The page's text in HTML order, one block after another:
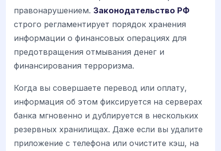
правонарушением. Законодательство РФ
строго регламентирует порядок хранения
информации о финансовых операциях для
предотвращения отмывания денег и
финансирования терроризма.
Когда вы совершаете перевод или оплату,
информация об этом фиксируется на серверах
банка мгновенно и дублируется в нескольких
резервных хранилищах. Даже если вы удалите
приложение с телефона или очистите кэш, на